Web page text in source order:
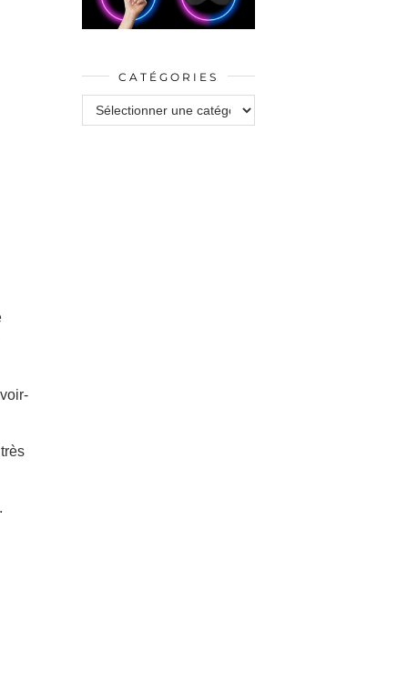
.
CATÉGORIES
Catégories